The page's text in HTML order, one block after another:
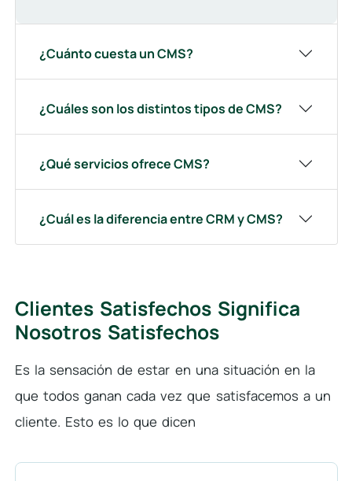
¿Cuánto cuesta un CMS?
¿Cuáles son los distintos tipos de CMS?
¿Qué servicios ofrece CMS?
¿Cuál es la diferencia entre CRM y CMS?
Clientes Satisfechos Significa
Nosotros Satisfechos
Es la sensación de estar en una situación en la
que todos ganan cada vez que satisfacemos a un
cliente. Esto es lo que dicen